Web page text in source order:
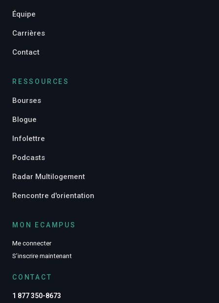
Équipe
Carrières
Contact
RESSOURCES
Bourses
Blogue
Infolettre
Podcasts
Radar Multilogement
Rencontre d'orientation
MON ECAMPUS
Me connecter
S’inscrire maintenant
CONTACT
1 877 350-8673